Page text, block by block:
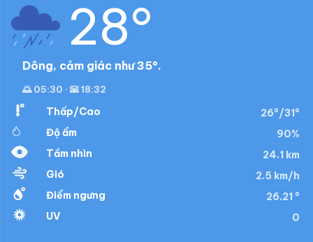
28°
Dông, cảm giác như 35°.
🌅 05:30 · 🌇 18:32
Thấp/Cao
26°/31°
Độ ẩm
90%
Tầm nhìn
24.1 km
Gió
2.5 km/h
Điểm ngưng
26.21 °
UV
0